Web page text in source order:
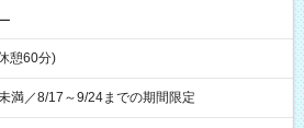
憩60分)
満／8/17～9/24までの期間限定